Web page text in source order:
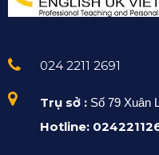
024 2211 2691
Trụ sở : Số 79 Xuân
Hotline: